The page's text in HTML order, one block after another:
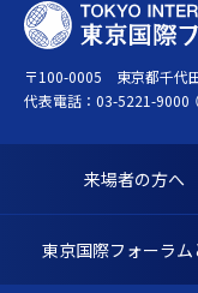
T
O
K
Y
O
N
〒100-0005 東京都千代
代表電話： 03-5221-9000
来場者の方へ
東京国際フォーラム